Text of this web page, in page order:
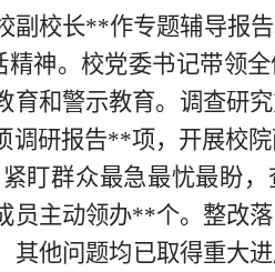
副校长**作专题辅导报
神。校党委书记带领
育和警示教育。调查研
调研报告**项，开展校
盯群众最急最忧最盼，
员主动领办**个。 整改
其他问题均已取得重大